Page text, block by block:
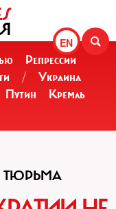
EN
Репрессии
/
Украина
Путин
Кремль
ТЮРЬМА